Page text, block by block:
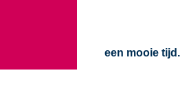
een mooie tijd.